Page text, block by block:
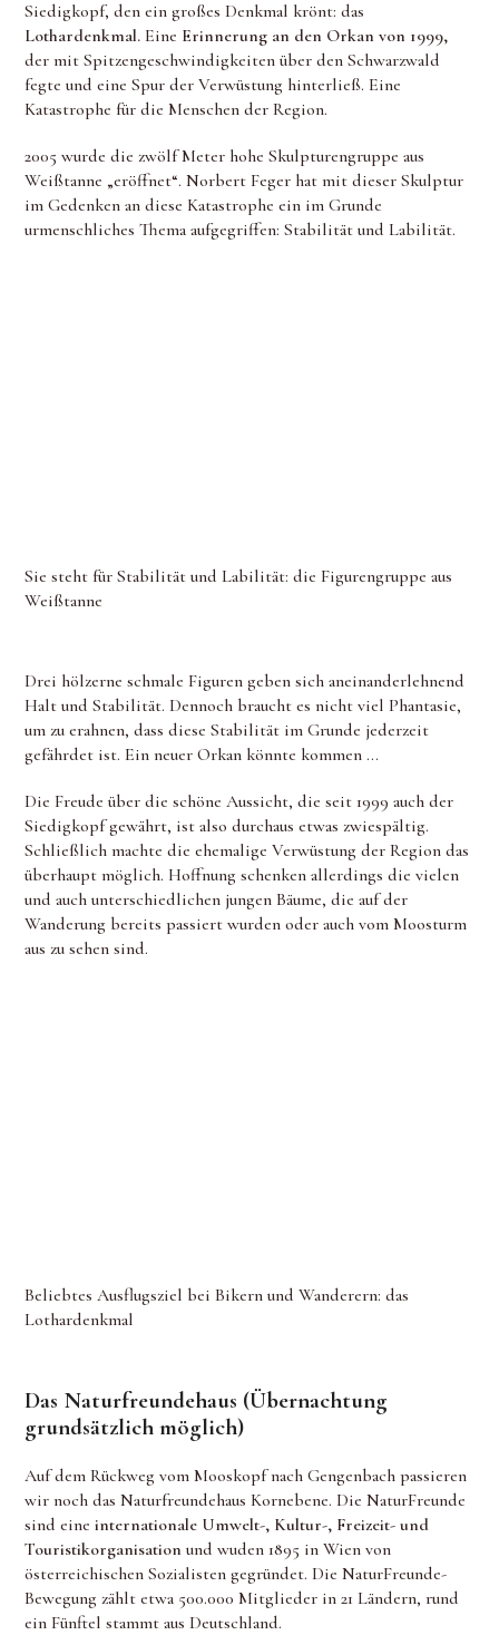
Siedigkopf, den ein großes Denkmal krönt: das
Lothardenkmal.Eine Erinnerung an den Orkan von 1999,
der mit Spitzengeschwindigkeiten über den Schwarzwald
fegte und eine Spur der Verwüstung hinterließ. Eine
Katastrophe für die Menschen der Region.
2005 wurde die zwölf Meter hohe Skulpturengruppe aus
Weißtanne „eröffnet“. Norbert Feger hat mit dieser Skulptur
im Gedenken an diese Katastrophe ein im Grunde
urmenschliches Thema aufgegriffen: Stabilität und Labilität.
Sie steht für Stabilität und Labilität: die Figurengruppe aus
Weißtanne
Drei hölzerne schmale Figuren geben sich aneinanderlehnend
Halt und Stabilität. Dennoch braucht es nicht viel Phantasie,
um zu erahnen, dass diese Stabilität im Grunde jederzeit
gefährdet ist. Ein neuer Orkan könnte kommen …
Die Freude über die schöne Aussicht, die seit 1999 auch der
Siedigkopf gewährt, ist also durchaus etwas zwiespältig.
Schließlich machte die ehemalige Verwüstung der Region das
überhaupt möglich. Hoffnung schenken allerdings die vielen
und auch unterschiedlichen jungen Bäume, die auf der
Wanderung bereits passiert wurden oder auch vom Moosturm
aus zu sehen sind.
Beliebtes Ausflugsziel bei Bikern und Wanderern: das
Lothardenkmal
Das Naturfreundehaus (Übernachtung
grundsätzlich möglich)
Auf dem Rückweg vom Mooskopf nach Gengenbach passieren
wir noch das Naturfreundehaus Kornebene. Die NaturFreunde
sind eineinternationale Umwelt-, Kultur-, Freizeit- und
Touristikorganisation und wuden 1895 in Wien von
österreichischen Sozialisten gegründet. Die NaturFreunde-
Bewegung zählt etwa 500.000 Mitglieder in 21 Ländern, rund
ein Fünftel stammt aus Deutschland.